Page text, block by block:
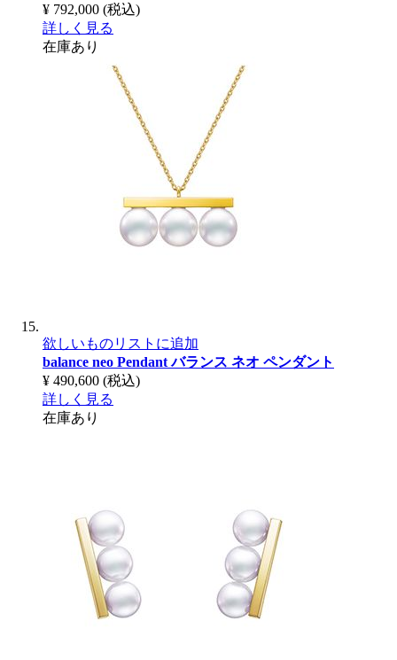
¥ 792,000 (税込)
詳しく見る
在庫あり
欲しいものリストに追加
balance neo Pendantバランス ネオ ペンダント
¥ 490,600 (税込)
詳しく見る
在庫あり